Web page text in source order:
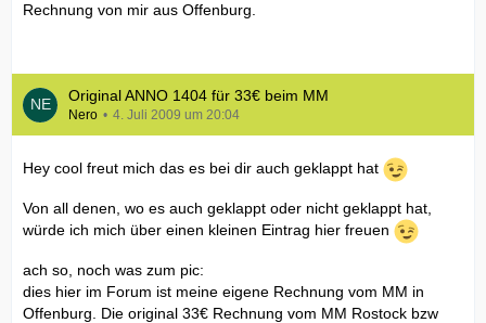
Rechnung von mir aus Offenburg.
Original ANNO 1404 für 33€ beim MM
Nero 4. Juli 2009 um 20:04
Hey cool freut mich das es bei dir auch geklappt hat
Von all denen, wo es auch geklappt oder nicht geklappt hat,
würde ich mich über einen kleinen Eintrag hier freuen
ach so, noch was zum pic:
dies hier im Forum ist meine eigene Rechnung vom MM in
Offenburg. Die original 33€ Rechnung vom MM Rostock bzw